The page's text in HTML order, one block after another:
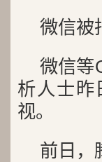
微信被
微信等
析人士昨
视。
前日，